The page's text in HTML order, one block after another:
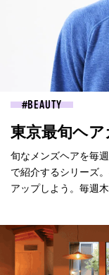
BEAUTY
東京最旬ヘ
旬なメンズヘアを毎
で紹介するシリーズ
アップしよう。毎週木